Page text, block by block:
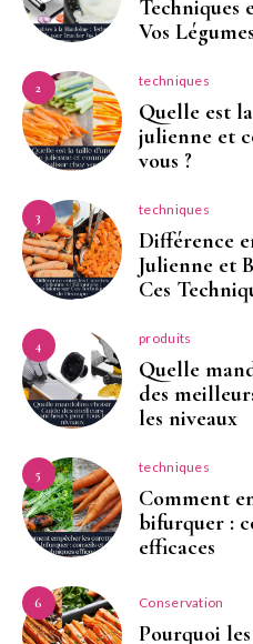
Techniques
Vos Légumes
2 techniques
Quelle est
julienne et
vous ?
3 techniques
Différence
Julienne et
Ces
4 produits
Quelle
des
les niveaux
5 techniques
Comment
bifurquer :
efficaces
6 Conservation
Pourquoi